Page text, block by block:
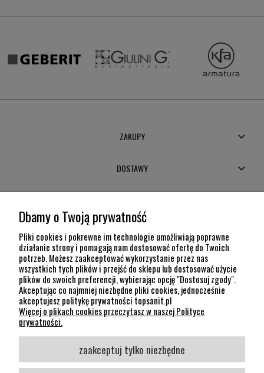
ZAKUPY
DOSTAWY
POMOC
INFORMACJE
KONTAKT
12 307 26 20
Kraków, 30-704 Na Dołach 8
SOCIAL MEDIA
Śledź nas
Dbamy o Twoją prywatność
Pliki cookies i pokrewne im technologie umożliwiają poprawne
działanie strony i pomagają nam dostosować ofertę do Twoich
potrzeb. Możesz zaakceptować wykorzystanie przez nas
wszystkich tych plików i przejść do sklepu lub dostosować użycie
plików do swoich preferencji, wybierając opcję "Dostosuj zgody".
Akceptując co najmniej niezbędne pliki cookies, jednocześnie
akceptujesz politykę prywatności topsanit.pl
Więcej o plikach cookies przeczytasz w naszej Polityce
prywatności.
zaakceptuj tylko niezbędne